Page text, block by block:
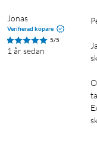
Jonas
Verifierad köpare
5/5
1 år sedan
Perfekt passform!